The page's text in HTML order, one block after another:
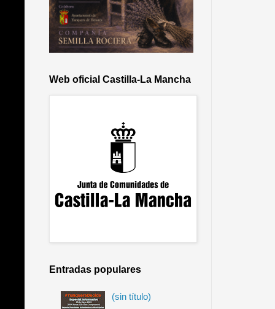
Web oficial Castilla-La Mancha
Entradas populares
(sin título)